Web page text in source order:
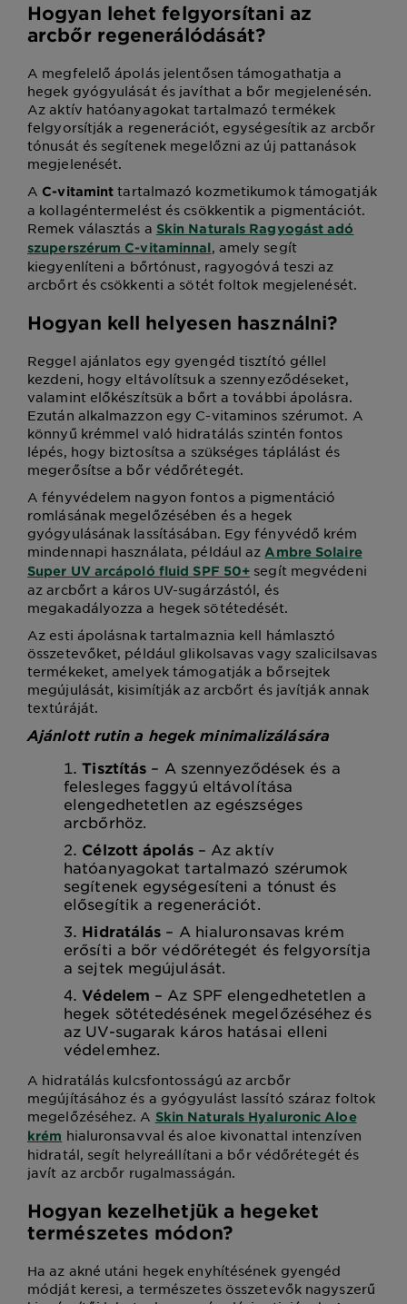
Hogyan lehet felgyorsítani az
arcbőr regenerálódását?
A megfelelő ápolás jelentősen támogathatja a
hegek gyógyulását és javíthat a bőr megjelenésén.
Az aktív hatóanyagokat tartalmazó termékek
felgyorsítják a regenerációt, egységesítik az arcbőr
tónusát és segítenek megelőzni az új pattanások
megjelenését.
A C-vitamint tartalmazó kozmetikumok támogatják
a kollagéntermelést és csökkentik a pigmentációt.
Remek választás a Skin Naturals Ragyogást adó
szuperszérum C-vitaminnal, amely segít
kiegyenlíteni a bőrtónust, ragyogóvá teszi az
arcbőrt és csökkenti a sötét foltok megjelenését.
Hogyan kell helyesen használni?
Reggel ajánlatos egy gyengéd tisztító géllel
kezdeni, hogy eltávolítsuk a szennyeződéseket,
valamint előkészítsük a bőrt a további ápolásra.
Ezután alkalmazzon egy C-vitaminos szérumot. A
könnyű krémmel való hidratálás szintén fontos
lépés, hogy biztosítsa a szükséges táplálást és
megerősítse a bőr védőrétegét.
A fényvédelem nagyon fontos a pigmentáció
romlásának megelőzésében és a hegek
gyógyulásának lassításában. Egy fényvédő krém
mindennapi használata, például az Ambre Solaire
Super UV arcápoló fluid SPF 50+ segít megvédeni
az arcbőrt a káros UV-sugárzástól, és
megakadályozza a hegek sötétedését.
Az esti ápolásnak tartalmaznia kell hámlasztó
összetevőket, például glikolsavas vagy szalicilsavas
termékeket, amelyek támogatják a bőrsejtek
megújulását, kisimítják az arcbőrt és javítják annak
textúráját.
Ajánlott rutin a hegek minimalizálására
Tisztítás – A szennyeződések és a
felesleges faggyú eltávolítása
elengedhetetlen az egészséges
arcbőrhöz.
Célzott ápolás– Az aktív
hatóanyagokat tartalmazó szérumok
segítenek egységesíteni a tónust és
elősegítik a regenerációt.
Hidratálás – A hialuronsavas krém
erősíti a bőr védőrétegét és felgyorsítja
a sejtek megújulását.
Védelem – Az SPF elengedhetetlen a
hegek sötétedésének megelőzéséhez és
az UV-sugarak káros hatásai elleni
védelemhez.
A hidratálás kulcsfontosságú az arcbőr
megújításához és a gyógyulást lassító száraz foltok
megelőzéséhez. A Skin Naturals Hyaluronic Aloe
krém hialuronsavval és aloe kivonattal intenzíven
hidratál, segít helyreállítani a bőr védőrétegét és
javít az arcbőr rugalmasságán.
Hogyan kezelhetjük a hegeket
természetes módon?
Ha az akné utáni hegek enyhítésének gyengéd
módját keresi, a természetes összetevők nagyszerű